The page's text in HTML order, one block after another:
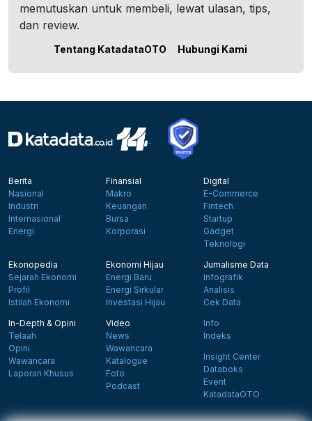
memutuskan untuk membeli, lewat ulasan, tips,
dan review.
Tentang KatadataOTO Hubungi Kami
Berita
Nasional
Industri
Internasional
Energi
Finansial
Makro
Keuangan
Bursa
Korporasi
Digital
E-Commerce
Fintech
Startup
Gadget
Teknologi
Ekonopedia
Sejarah Ekonomi
Profil
Istilah Ekonomi
Ekonomi Hijau
Energi Baru
Energi Sirkular
Investasi Hijau
Jurnalisme Data
Infografik
Analisis
Cek Data
In-Depth & Opini
Telaah
Opini
Wawancara
Laporan Khusus
Video
News
Wawancara
Katalogue
Foto
Podcast
Info
Indeks
Insight Center
Databoks
Event
KatadataOTO